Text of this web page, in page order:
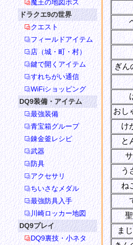
魔王の地図ボス
ドラクエ9の世界
クエスト
フィールドアイテム
店（城・町・村）
鍵で開くアイテム
すれちがい通信
WiFiショッピング
DQ9装備・アイテム
最強装備
青宝箱グループ
錬金釜レシピ
武器
防具
アクセサリ
ちいさなメダル
最強防具入手
川崎ロッカー地図
DQ9プレイ
DQ9裏技・小ネタ
か
き
ぎん
おし
け
と
う
ね
せ
ま